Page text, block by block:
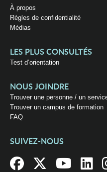
À propos
Règles de confidentialité
Médias
LES PLUS CONSULTÉS
Test d’orientation
NOUS JOINDRE
Trouver une personne / un
Trouver un campus de formation
FAQ
SUIVEZ-NOUS